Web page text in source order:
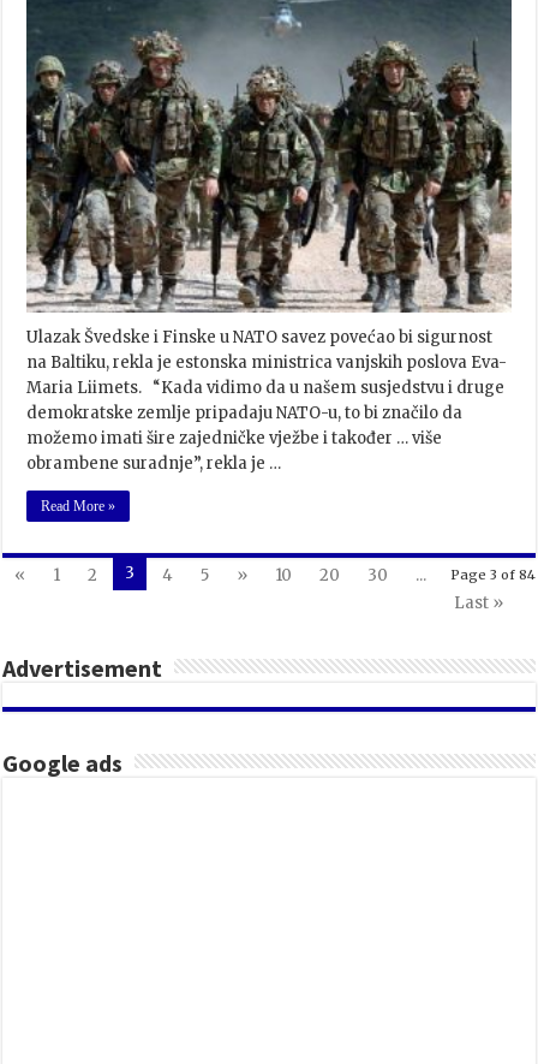
Ulazak Švedske i Finske u NATO savez povećao bi sigurnost
na Baltiku, rekla je estonska ministrica vanjskih poslova Eva-
Maria Liimets. “Kada vidimo da u našem susjedstvu i druge
demokratske zemlje pripadaju NATO-u, to bi značilo da
možemo imati šire zajedničke vježbe i također … više
obrambene suradnje”, rekla je …
Read More »
Page 3 of 84
« 1 2 3 4 5 » 10 20 30
...
Last »
Advertisement
Google ads